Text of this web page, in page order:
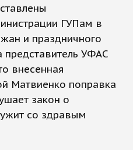
ГУПам в
и праздничного
представитель УФАС
внесенная
Матвиенко поправка
закон о
со здравым